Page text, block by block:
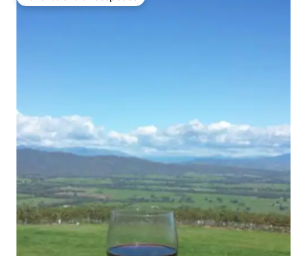
Favorito entre huéspedes